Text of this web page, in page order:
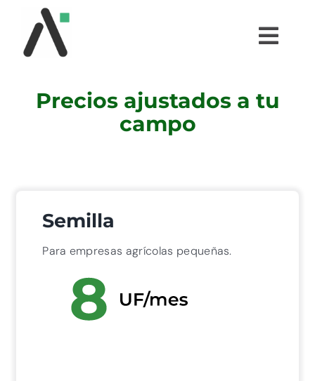
contenido
PRECIOS
COMUNIDAD AGRI
Precios ajustados a tu
campo
Semilla
Para empresas agrícolas pequeñas.